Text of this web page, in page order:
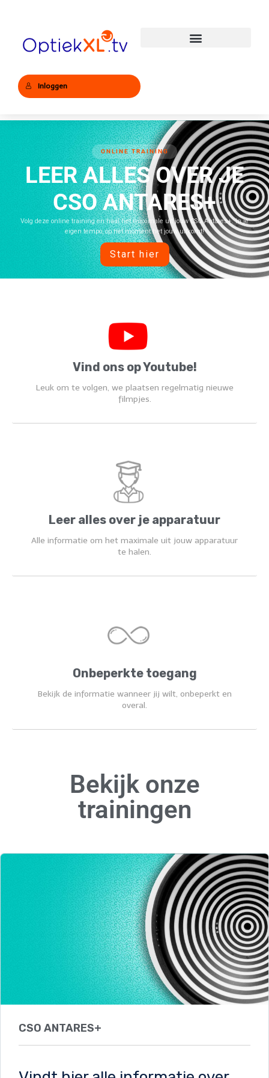
Inloggen
ONLINE TRAINING
LEER ALLES OVER JE
CSO ANTARES+
Volg deze online training en haal het maximale uit jouw CSO Antares+. In je
eigen tempo, op het moment het jouw uitkomt!
Start hier
Vind ons op Youtube!
Leuk om te volgen, we plaatsen regelmatig nieuwe
filmpjes.
Leer alles over je apparatuur
Alle informatie om het maximale uit jouw apparatuur
te halen.
Onbeperkte toegang
Bekijk de informatie wanneer jij wilt, onbeperkt en
overal.
Bekijk onze
trainingen
CSO ANTARES+